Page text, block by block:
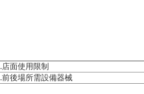
店面使用限制
前後場所需設備器械